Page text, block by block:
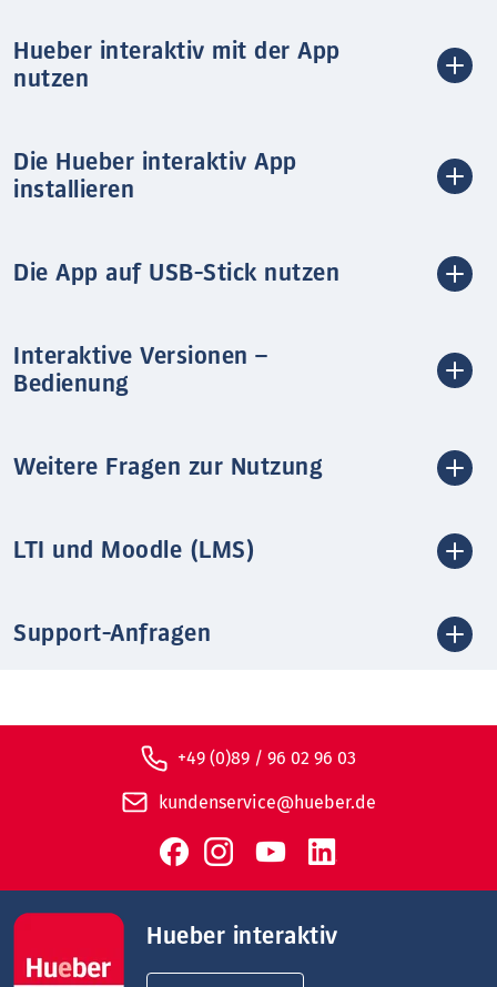
Hueber interaktiv mit der App
nutzen
Die Hueber interaktiv App
installieren
Die App auf USB-Stick nutzen
Interaktive Versionen –
Bedienung
Weitere Fragen zur Nutzung
LTI und Moodle (LMS)
Support-Anfragen
+49 (0)89 / 96 02 96 03
kundenservice@hueber.de
Hueber interaktiv